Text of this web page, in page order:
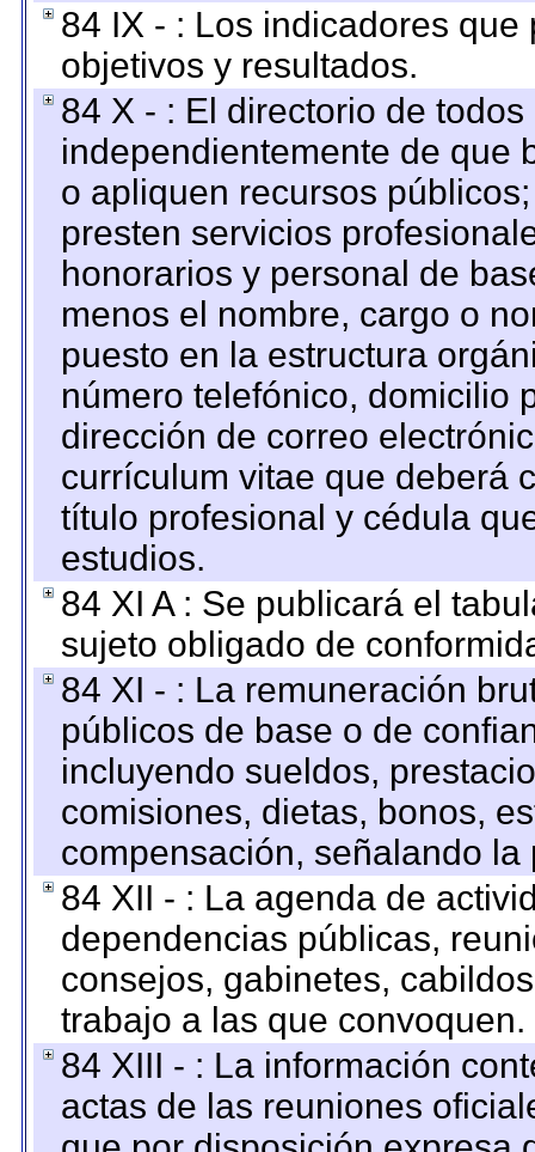
84 IX - : Los indicadores
objetivos y resultados.
84 X - : El directorio de
independientemente de que
o apliquen recursos
presten servicios
honorarios y personal de
menos el nombre, cargo o
puesto en la estructura
número telefónico, domicilio
dirección de correo
currículum vitae que deberá
título profesional y cédula
estudios.
84 XI A : Se publicará el
sujeto obligado de
84 XI - : La remuneración
públicos de base o de
incluyendo sueldos,
comisiones, dietas, bonos,
compensación, señalando
84 XII - : La agenda de
dependencias públicas,
consejos, gabinetes,
trabajo a las que convoquen.
84 XIII - : La información
actas de las reuniones